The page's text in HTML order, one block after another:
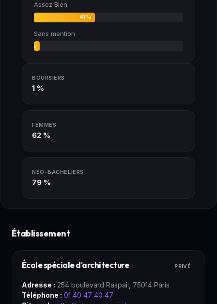
Assez Bien
41 %
Sans mention
4 %
BOURSIERS
1 %
FEMMES
62 %
NÉO-BACHELIERS
79 %
Établissement
École spéciale d'architecture PRIVÉ
Adresse : 254 boulevard Raspail, 75014 Paris
Téléphone : 01 40 47 40 47